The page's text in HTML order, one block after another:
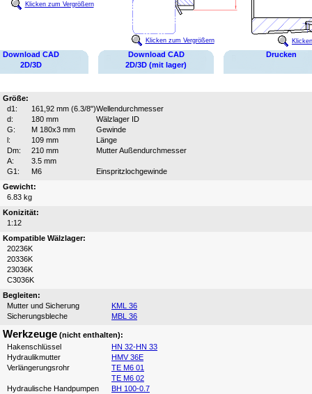
Klicken zum Vergrößern
Klicken zum Vergrößern
Download CAD
2D/3D
Download CAD
2D/3D (mit lager)
Drucken
Größe:
d1:
161,92 mm (6.3/8")Wellendurchmesser
d:
180 mm
Wälzlager ID
G:
M 180x3 mm
Gewinde
l:
109 mm
Länge
Dm:
210 mm
Mutter Außendurchmesser
A:
3.5 mm
G1:
M6
Einspritzlochgewinde
Gewicht:
6.83 kg
Konizität:
1:12
Kompatible Wälzlager:
20236K
20336K
23036K
C3036K
Begleiten:
Mutter und Sicherung
KML 36
Sicherungsbleche
MBL 36
Werkzeuge (nicht enthalten):
Hakenschlüssel
HN 32-HN 33
Hydraulikmutter
HMV 36E
Verlängerungsrohr
TE M6 01
TE M6 02
Hydraulische Handpumpen
BH 100-0.7